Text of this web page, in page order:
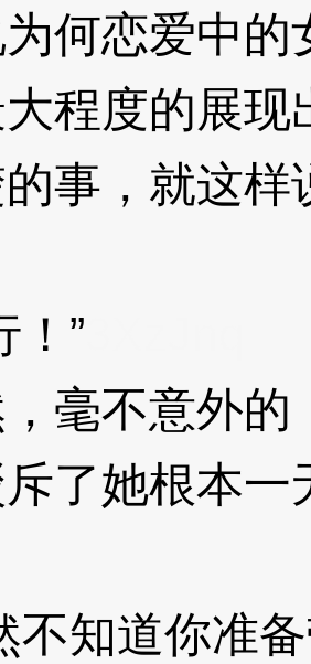
恋爱中的
程度的展
事，就这样
”
不意外的
了她根本一
知道你准备